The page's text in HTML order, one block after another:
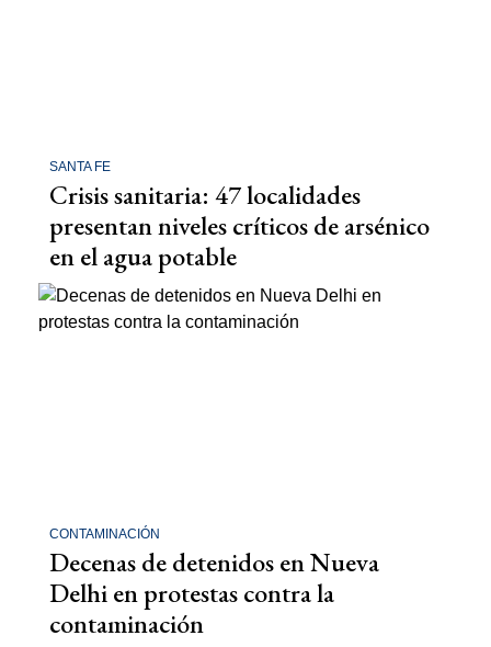
SANTA FE
Crisis sanitaria: 47 localidades
presentan niveles críticos de arsénico
en el agua potable
CONTAMINACIÓN
Decenas de detenidos en Nueva
Delhi en protestas contra la
contaminación